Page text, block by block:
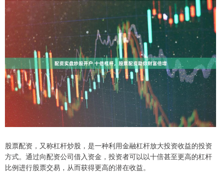
股票配资，又称杠杆炒股，是一种利用金融杠杆放大投资收益的投资
方式。通过向配资公司借入资金，投资者可以以十倍甚至更高的杠杆
比例进行股票交易，从而获得更高的潜在收益。